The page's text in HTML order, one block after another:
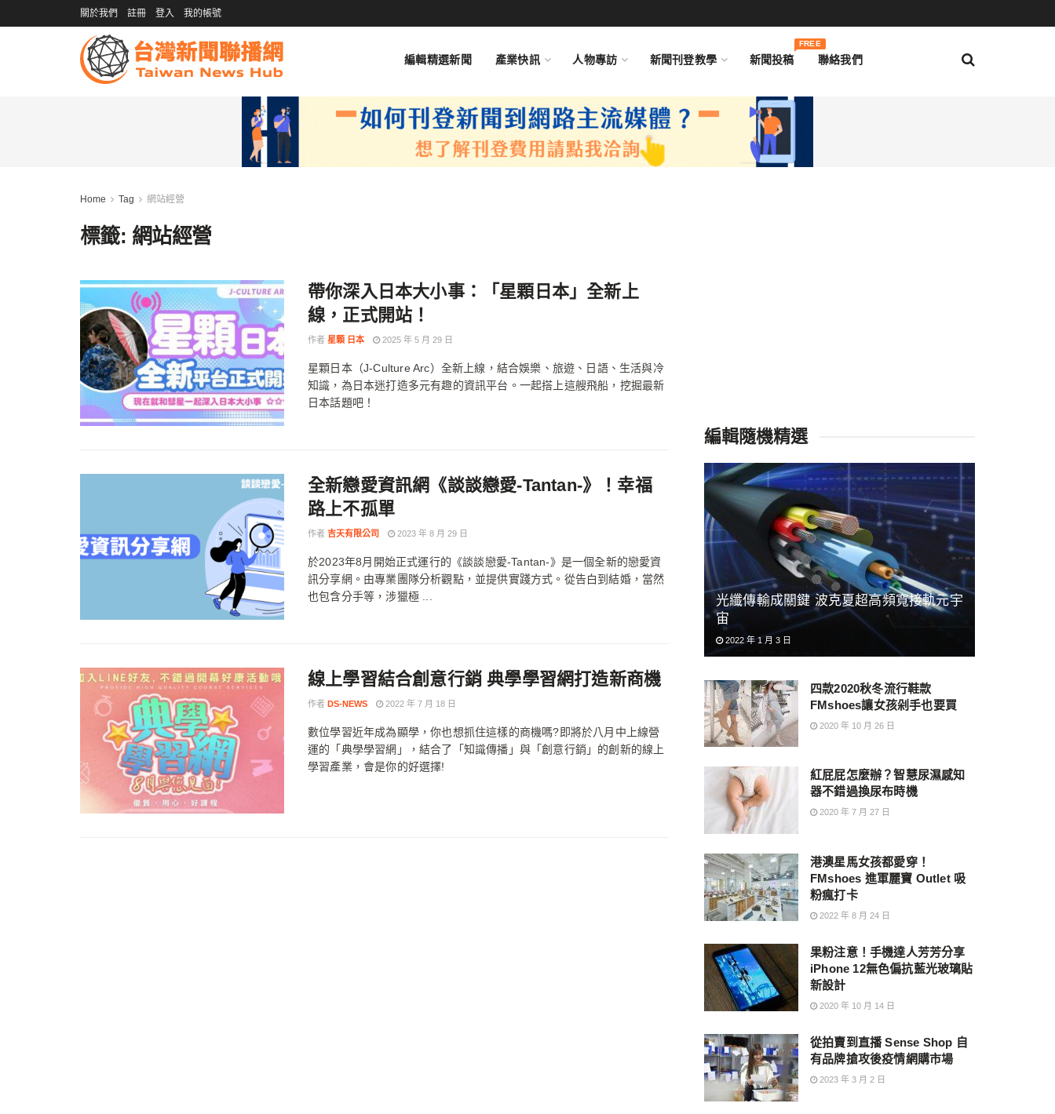
關於我們 註冊 登入 我的帳號
編輯精選新聞 產業快訊 人物專訪 新聞刊登教學 新聞投稿
FREE
聯絡我們
Home Tag 網站經營
標籤: 網站經營
帶你深入日本大小事：「星顆日本」全新上
線，正式開站！
作者 星顆 日本 2025 年 5 月 29 日
星顆日本（J-Culture Arc）全新上線，結合娛樂、旅遊、日語、生活與冷
知識，為日本迷打造多元有趣的資訊平台。一起搭上這艘飛船，挖掘最新
日本話題吧！
全新戀愛資訊網《談談戀愛-Tantan-》！幸福
路上不孤單
作者 吉天有限公司 2023 年 8 月 29 日
於2023年8月開始正式運行的《談談戀愛-Tantan-》是一個全新的戀愛資
訊分享網。由專業團隊分析觀點，並提供實踐方式。從告白到結婚，當然
也包含分手等，涉獵極 ...
線上學習結合創意行銷 典學學習網打造新商機
作者 DS-NEWS 2022 年 7 月 18 日
數位學習近年成為顯學，你也想抓住這樣的商機嗎?即將於八月中上線營
運的「典學學習網」，結合了「知識傳播」與「創意行銷」的創新的線上
學習產業，會是你的好選擇!
編輯隨機精選
光纖傳輸成關鍵 波克夏超高頻寬接軌元宇
宙
2022 年 1 月 3 日
四款2020秋冬流行鞋款
FMshoes讓女孩剁手也要買
2020 年 10 月 26 日
紅屁屁怎麼辦？智慧尿濕感知
器不錯過換尿布時機
2020 年 7 月 27 日
港澳星馬女孩都愛穿！
FMshoes 進軍麗寶 Outlet 吸
粉瘋打卡
2022 年 8 月 24 日
果粉注意！手機達人芳芳分享
iPhone 12無色偏抗藍光玻璃貼
新設計
2020 年 10 月 14 日
從拍賣到直播 Sense Shop 自
有品牌搶攻後疫情網購市場
2023 年 3 月 2 日